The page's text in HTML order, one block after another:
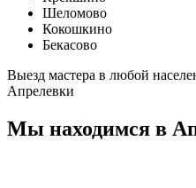
Шеломово
Кокошкино
Бекасово
Выезд мастера в любой
Апрелевки
Мы находимся в